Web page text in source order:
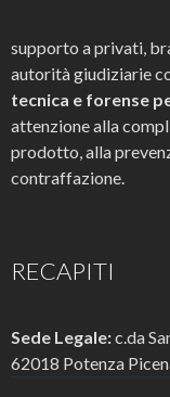
supporto a privati,
autorità giudiziarie
tecnica e forense
attenzione alla
prodotto, alla
contraffazione.
RECAPITI
Sede Legale:c.da
62018 Potenza